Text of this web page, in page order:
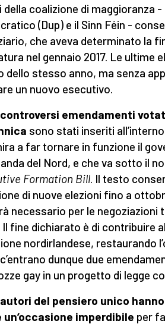
coalizione di maggioranza
(Dup) e il Sinn Féin -
che aveva determinato la
nel gennaio 2017. Le ultime
dello stesso anno, ma senza
un nuovo esecutivo.
emendamenti
sono stati inseriti
a far tornare in funzione il
del Nord, e che va sotto il
Formation Bill. Il testo
di nuove elezioni fino a
necessario per le negoziazioni
Il fine dichiarato è di contribuire
nordirlandese, restaurando
dunque due
gay in un progetto di legge
del pensiero unico
un’occasione imperdibile per